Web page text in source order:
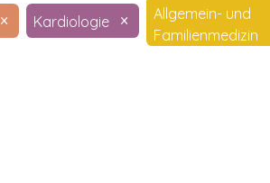
× Kardiologie ×
Allgemein- und
Familienmedizin